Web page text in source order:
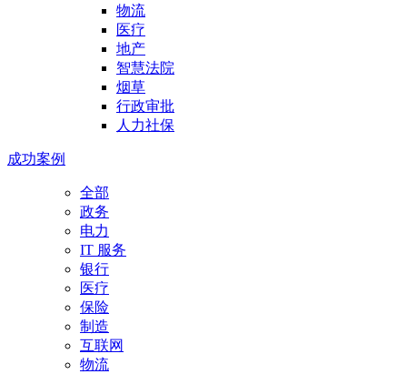
物流
医疗
地产
智慧法院
烟草
行政审批
人力社保
成功案例
全部
政务
电力
IT 服务
银行
医疗
保险
制造
互联网
物流